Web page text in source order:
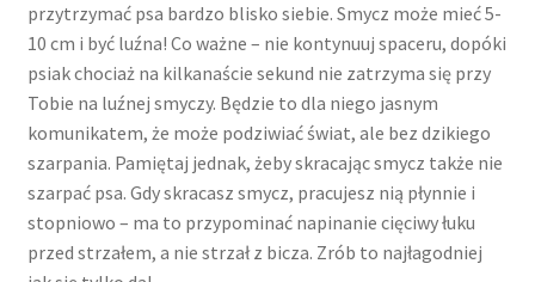
przytrzymać psa bardzo blisko siebie. Smycz może mieć 5-
10 cm i być luźna! Co ważne – nie kontynuuj spaceru, dopóki
psiak chociaż na kilkanaście sekund nie zatrzyma się przy
Tobie na luźnej smyczy. Będzie to dla niego jasnym
komunikatem, że może podziwiać świat, ale bez dzikiego
szarpania. Pamiętaj jednak, żeby skracając smycz także nie
szarpać psa. Gdy skracasz smycz, pracujesz nią płynnie i
stopniowo – ma to przypominać napinanie cięciwy łuku
przed strzałem, a nie strzał z bicza. Zrób to najłagodniej